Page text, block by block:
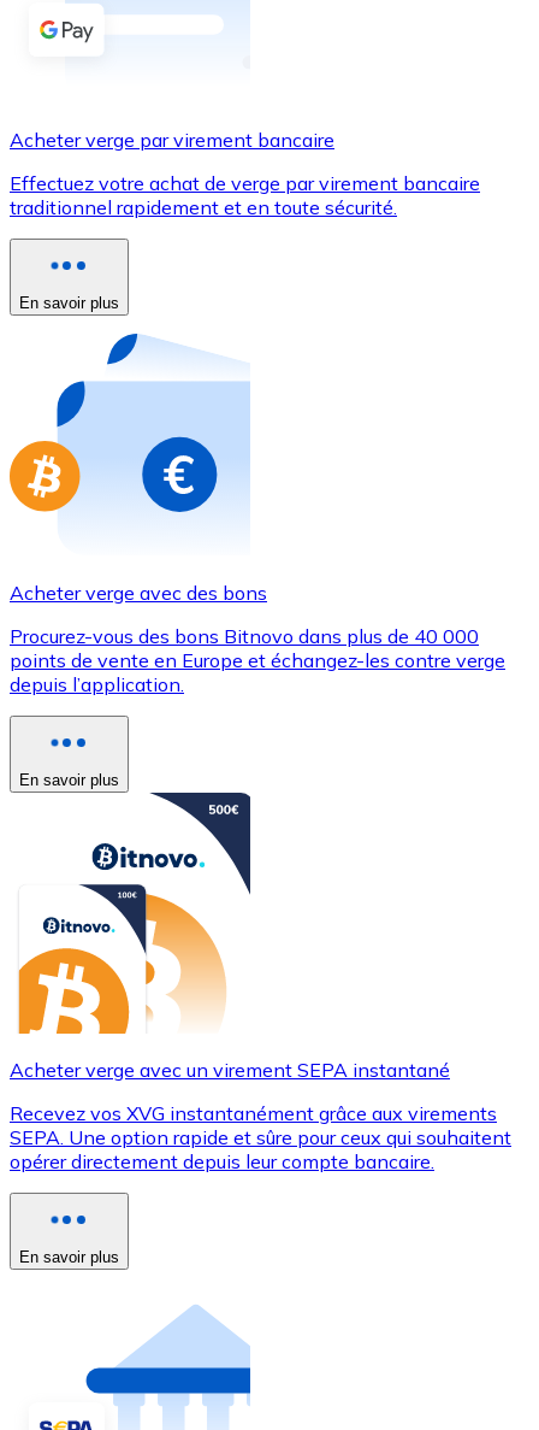
Virement SEPA
Utilisez les cartes Visa et Mastercard pour acheter
Acheter avec carte
Nouveau
Achetez des cartes-cadeaux de vos marques
Aller à la boutique de cartes-cadeaux
Acheter verge par virement bancaire
Effectuez votre achat de verge par virement bancaire
traditionnel rapidement et en toute sécurité.
En savoir plus
Acheter verge avec des bons
Procurez-vous des bons Bitnovo dans plus de 40 000
points de vente en Europe et échangez-les contre verge
depuis l’application.
En savoir plus
Acheter verge avec un virement SEPA instantané
Recevez vos XVG instantanément grâce aux virements
SEPA. Une option rapide et sûre pour ceux qui souhaitent
opérer directement depuis leur compte bancaire.
En savoir plus